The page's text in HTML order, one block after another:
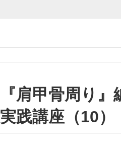
『肩甲骨周り
実践講座（10）